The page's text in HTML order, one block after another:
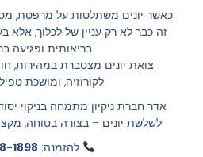
כאשר יונים משתלטות על מרפסת,
זה כבר לא רק עניין של לכלוך, אלא
בריאותית ופגיעה
צואת יונים מצטברת במהירות,
לקורוזיה, ומושכת
אדר חברת ניקיון מתמחה בניקוי
לשלשת יונים – בצורה בטוחה,
להזמנה: 1898